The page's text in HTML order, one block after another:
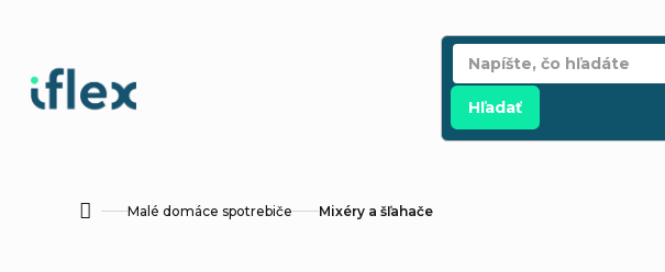
Hľadať
DomovMalé domáce spotrebiče Mixéry a šľahače